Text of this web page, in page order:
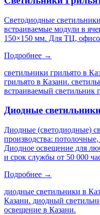
Светодиодные
встраиваемые модули в
150×150 мм. Для ТЦ,
Подробнее →
светильники грильято в
грильято в Казани.
встраиваемый светильник
Диодные
Диодные (светодиодные)
производства:
Диодное освещение для
и срок службы от 50 000
Подробнее →
диодные светильники в
Казани. диодный
освещение в Казани.